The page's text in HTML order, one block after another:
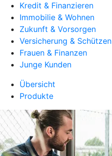
Kredit & Finanzieren
Immobilie & Wohnen
Zukunft & Vorsorgen
Versicherung & Schützen
Frauen & Finanzen
Junge Kunden
Übersicht
Produkte